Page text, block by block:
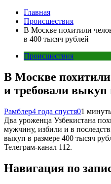
Главная
Происшествия
В Москве похитили
в 400 тысяч рублей
Происшествия
В Москве похитили
и требовали выкуп
Рамблер4 года спустя01
Два уроженца Узбекистана
мужчину, избили и в
выкуп в размере 400 тысяч
Телеграм-канал 112.
Навигация по